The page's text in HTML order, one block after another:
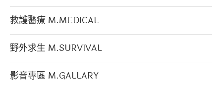
救護醫療 M.MEDICAL
野外求生 M.SURVIVAL
影音專區 M.GALLARY